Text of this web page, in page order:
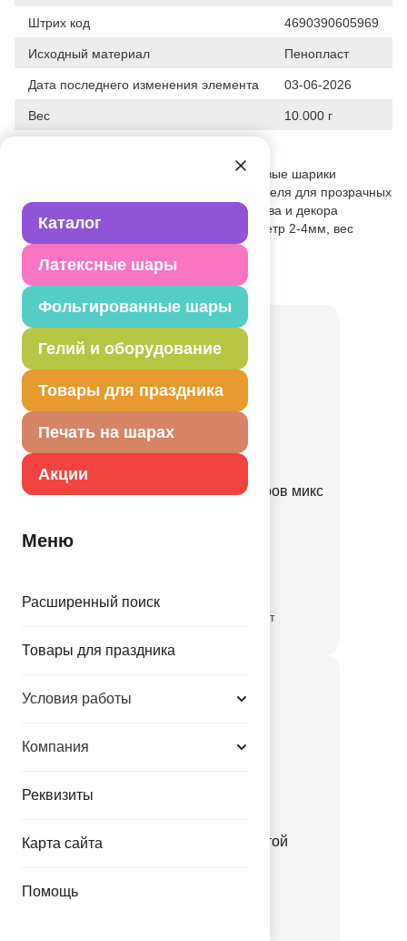
Каталог
Латексные шары
Фольгированные шары
Гелий и оборудование
Товары для праздника
Печать на шарах
Акции
Меню
Расширенный поиск
Товары для праздника
Условия работы
Компания
Реквизиты
Карта сайта
Помощь
Штрих код 4690390605969
Исходный материал Пенопласт
Дата последнего изменения элемента 03-06-2026
Вес 10.000 г
Круглые, разнокалиберные пенопластовые шарики
идеально подходят в качестве наполнителя для прозрачных
воздушных шаров, а также для творчества и декора
различных предметов интерьера. Диаметр 2-4мм, вес
упаковки 10 гр.
Товар из коллекции
Набор Арка золотая из шаров микс
временно отсутствует
К ФИГУРА Кубок золотой